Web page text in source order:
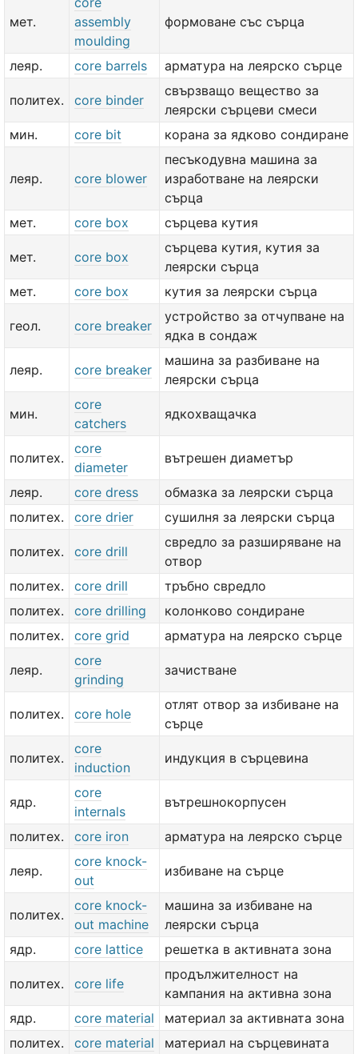
мет.
assembly
moulding
формоване със сърца
леяр. core barrels арматура на леярско сърце
политех. core binder
свързващо вещество за
леярски сърцеви смеси
мин.
core bit корана за ядково сондиране
леяр. core blower
песъкодувна машина за
изработване на леярски
сърца
мет.
core box сърцева кутия
мет. core box
сърцева кутия, кутия за
леярски сърца
мет.
core box кутия за леярски сърца
геол. core breaker
устройство за отчупване на
ядка в сондаж
леяр. core breaker
машина за разбиване на
леярски сърца
мин.
core
catchers
ядкохващачка
политех.
core
diameter
вътрешен диаметър
леяр. core dress
обмазка за леярски сърца
политех.
core drier сушилня за леярски сърца
политех. core drill
свредло за разширяване на
отвор
политех.
core drill
тръбно свредло
политех.
core drilling
колонково сондиране
политех.
core grid арматура на леярско сърце
леяр.
core
grinding
зачистване
политех. core hole
отлят отвор за избиване на
сърце
политех.
core
induction
индукция в сърцевина
ядр.
core
internals
вътрешнокорпусен
политех. core iron арматура на леярско сърце
леяр.
core knock-
out
избиване на сърце
политех.
core knock-
out machine
машина за избиване на
леярски сърца
ядр.
core lattice решетка в активната зона
политех. core life
продължителност на
кампания на активна зона
ядр.
core material
материал за активната зона
политех.
core material
материал на сърцевината